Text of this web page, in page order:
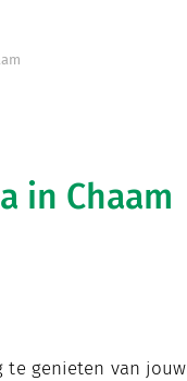
in Chaam
te genieten van jouw